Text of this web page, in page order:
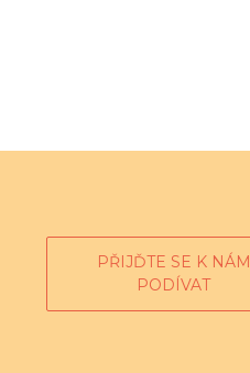
PŘIJĎTE SE K NÁM
PODÍVAT